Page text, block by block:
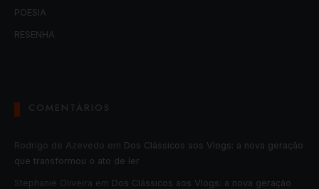
POESIA
RESENHA
COMENTÁRIOS
Rodrigo de Azevedo em Dos Clássicos aos Vlogs: a nova geração
que transformou o ato de ler
Stephanie Oliveira em Dos Clássicos aos Vlogs: a nova geração